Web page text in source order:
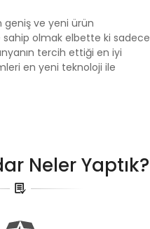
geniş ve yeni ürün
sahip olmak elbette ki sadece
tercih ettiği en iyi
en yeni teknoloji ile
Neler Yaptık?